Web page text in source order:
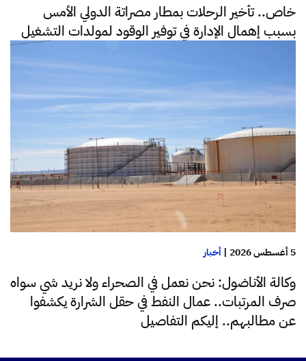
خاص.. تأخير الرحلات بمطار مصراتة الدولي الأمس
بسبب إهمال الإدارة في توفير الوقود لمولدات التشغيل
5 أغسطس 2026 | أخبار
وكالة الأناضول: نحن نعمل في الصحراء ولا نريد شي سواه
صرف المرتبات.. عمال النفط في حقل الشرارة يكشفوا
عن مطالبهم.. إليكم التفاصيل